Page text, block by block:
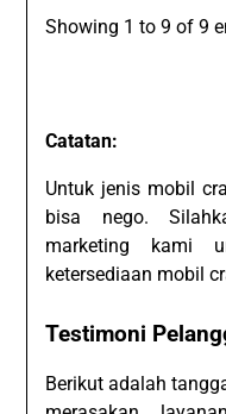
Showing 1 to 9 of 9
Catatan:
Untuk jenis mobil
bisa nego.
marketing kami
ketersediaan mobil
Testimoni
Berikut adalah